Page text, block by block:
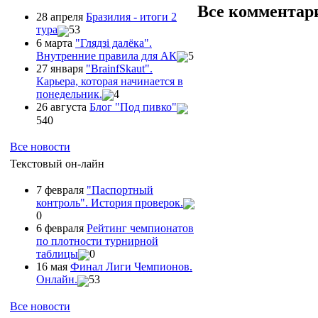
28 апреля Бразилия - итоги 2
тура
53
6 марта "Глядзi далёка".
Внутренние правила для АК
5
27 января "ВrainfSkaut".
Карьера, которая начинается в
понедельник.
4
26 августа Блог "Под пивко"
540
Все новости
Текстовый он-лайн
7 февраля "Паспортный
контроль". История проверок.
0
6 февраля Рейтинг чемпионатов
по плотности турнирной
таблицы
0
16 мая Финал Лиги Чемпионов.
Онлайн.
53
Все новости
Все